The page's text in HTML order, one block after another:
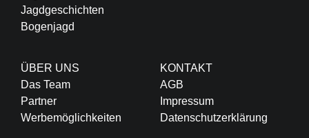
Jagdgeschichten
Bogenjagd
ÜBER UNS
Das Team
Partner
Werbemöglichkeiten
KONTAKT
AGB
Impressum
Datenschutzerklärung